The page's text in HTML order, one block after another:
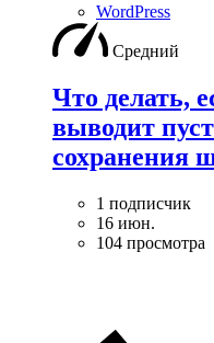
WordPress
Средний
Что делать,
выводит
сохранения
1 подписчик
16 июн.
104 просмотра